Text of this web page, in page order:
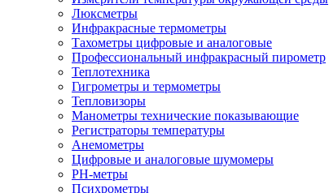
Люксметры
Инфракрасные термометры
Тахометры цифровые и аналоговые
Профессиональный инфракрасный пирометр
Теплотехника
Гигрометры и термометры
Тепловизоры
Манометры технические показывающие
Регистраторы температуры
Анемометры
Цифровые и аналоговые шумомеры
PH-метры
Психрометры